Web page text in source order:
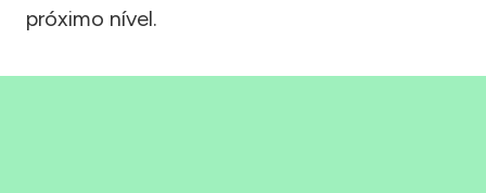
próximo nível.